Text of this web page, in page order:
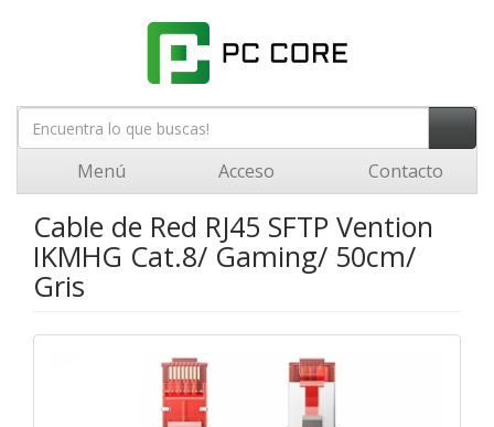
Menú Acceso Contacto
Cable de Red RJ45 SFTP Vention
IKMHG Cat.8/ Gaming/ 50cm/
Gris